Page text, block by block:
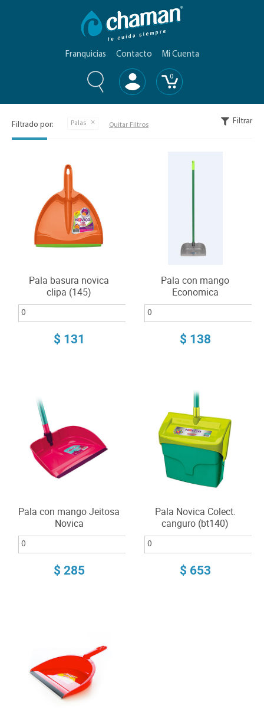
Franquicias Contacto Mi Cuenta
0
Filtrar
Filtrado por: Palas Quitar Filtros
Pala basura novica
clipa (145)
$ 131
Pala con mango
Economica
$ 138
Pala con mango Jeitosa
Novica
$ 285
Pala Novica Colect.
canguro (bt140)
$ 653